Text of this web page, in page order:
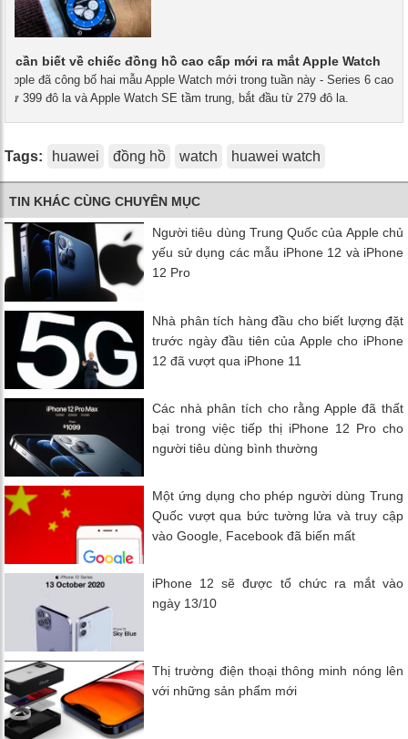
cần biết về chiếc đồng hồ cao cấp mới ra mắt Apple Watch
Apple đã công bố hai mẫu Apple Watch mới trong tuần này - Series 6 cao
từ 399 đô la và Apple Watch SE tầm trung, bắt đầu từ 279 đô la.
Tags: huawei đồng hồ watch huawei watch
TIN KHÁC CÙNG CHUYÊN MỤC
Người tiêu dùng Trung Quốc của Apple chủ
yếu sử dụng các mẫu iPhone 12 và iPhone
12 Pro
Nhà phân tích hàng đầu cho biết lượng đặt
trước ngày đầu tiên của Apple cho iPhone
12 đã vượt qua iPhone 11
Các nhà phân tích cho rằng Apple đã thất
bại trong việc tiếp thị iPhone 12 Pro cho
người tiêu dùng bình thường
Một ứng dụng cho phép người dùng Trung
Quốc vượt qua bức tường lửa và truy cập
vào Google, Facebook đã biến mất
iPhone 12 sẽ được tổ chức ra mắt vào
ngày 13/10
Thị trường điện thoại thông minh nóng lên
với những sản phẩm mới